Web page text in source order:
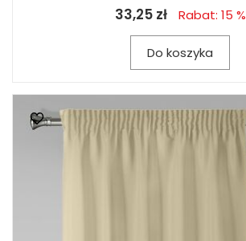
33,25 zł Rabat: 15 %
Do koszyka